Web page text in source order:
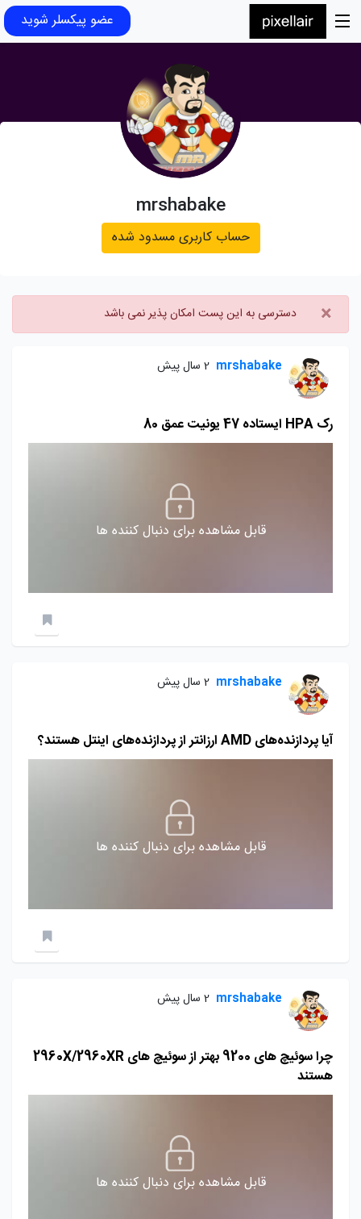
عضو پیکسلر شوید
mrshabake
حساب کاربری مسدود شده
× دسترسی به این پست امکان پذیر نمی باشد
mrshabake 2 سال پیش
رک HPA ايستاده 47 يونيت عمق 80
قابل مشاهده برای دنبال کننده ها
mrshabake 2 سال پیش
آیا پردازنده‌های AMD ارزانتر از پردازنده‌های اینتل هستند؟
قابل مشاهده برای دنبال کننده ها
mrshabake 2 سال پیش
چرا سوئیچ های 9200 بهتر از سوئیچ های 2960X/2960XR
هستند
قابل مشاهده برای دنبال کننده ها